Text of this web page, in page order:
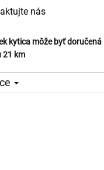
nás
kytica môže byť doručená
21 km
& Collect